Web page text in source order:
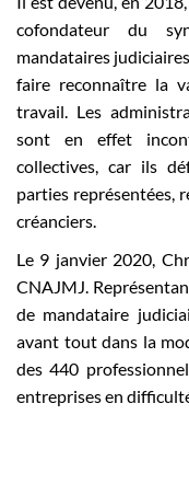
cofondateur du
mandataires
faire reconnaître la
travail. Les
sont en effet
collectives, car ils
parties représentées,
créanciers.
Le 9 janvier 2020,
CNAJMJ.
de mandataire
avant tout dans la
des 440
entreprises en